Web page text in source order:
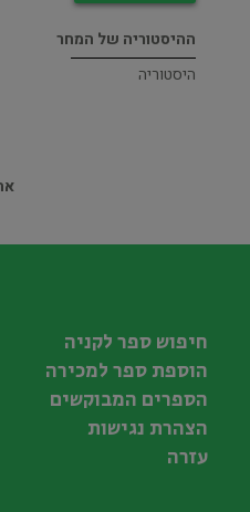
ההיסטוריה של המחר
היסטוריה
חיפוש ספר לקניה
הוספת ספר למכירה
הספרים המבוקשים
הצהרת נגישות
עזרה